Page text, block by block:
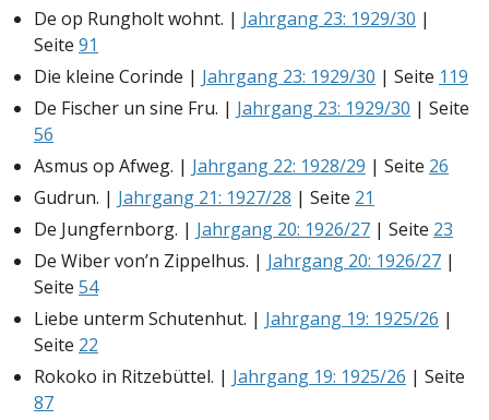
De op Rungholt wohnt. | Jahrgang 23: 1929/30 |
Seite 91
Die kleine Corinde | Jahrgang 23: 1929/30 | Seite 119
De Fischer un sine Fru. | Jahrgang 23: 1929/30 | Seite
56
Asmus op Afweg. | Jahrgang 22: 1928/29 | Seite 26
Gudrun. | Jahrgang 21: 1927/28 | Seite 21
De Jungfernborg. | Jahrgang 20: 1926/27 | Seite 23
De Wiber von’n Zippelhus. | Jahrgang 20: 1926/27 |
Seite 54
Liebe unterm Schutenhut. | Jahrgang 19: 1925/26 |
Seite 22
Rokoko in Ritzebüttel. | Jahrgang 19: 1925/26 | Seite
87